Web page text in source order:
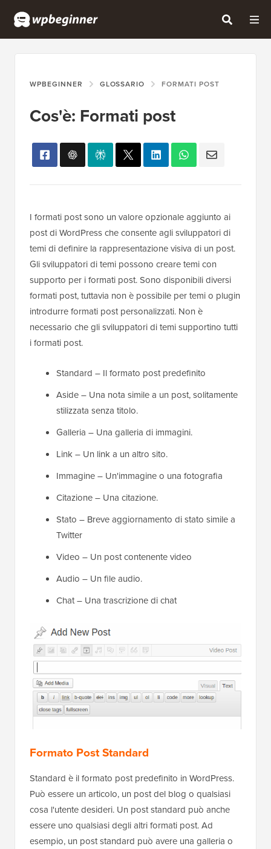
WPBEGINNER GLOSSARIO FORMATI POST
Cos'è: Formati post
I formati post sono un valore opzionale aggiunto ai
post di WordPress che consente agli sviluppatori di
temi di definire la rappresentazione visiva di un post.
Gli sviluppatori di temi possono creare temi con
supporto per i formati post. Sono disponibili diversi
formati post, tuttavia non è possibile per temi o plugin
introdurre formati post personalizzati. Non è
necessario che gli sviluppatori di temi supportino tutti
i formati post.
Standard – Il formato post predefinito
Aside – Una nota simile a un post, solitamente
stilizzata senza titolo.
Galleria – Una galleria di immagini.
Link – Un link a un altro sito.
Immagine – Un'immagine o una fotografia
Citazione – Una citazione.
Stato – Breve aggiornamento di stato simile a
Twitter
Video – Un post contenente video
Audio – Un file audio.
Chat – Una trascrizione di chat
Formato Post Standard
Standard è il formato post predefinito in WordPress.
Può essere un articolo, un post del blog o qualsiasi
cosa l'utente desideri. Un post standard può anche
essere uno qualsiasi degli altri formati post. Ad
esempio, un post standard può avere una galleria o